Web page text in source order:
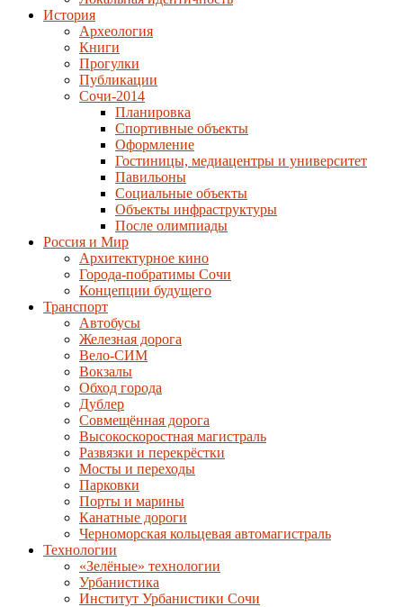
История
Археология
Книги
Прогулки
Публикации
Сочи-2014
Планировка
Спортивные объекты
Оформление
Гостиницы, медиацентры и университет
Павильоны
Социальные объекты
Объекты инфраструктуры
После олимпиады
Россия и Мир
Архитектурное кино
Города-побратимы Сочи
Концепции будущего
Транспорт
Автобусы
Железная дорога
Вело-СИМ
Вокзалы
Обход города
Дублер
Совмещённая дорога
Высокоскоростная магистраль
Развязки и перекрёстки
Мосты и переходы
Парковки
Порты и марины
Канатные дороги
Черноморская кольцевая автомагистраль
Технологии
«Зелёные» технологии
Урбанистика
Институт Урбанистики Сочи